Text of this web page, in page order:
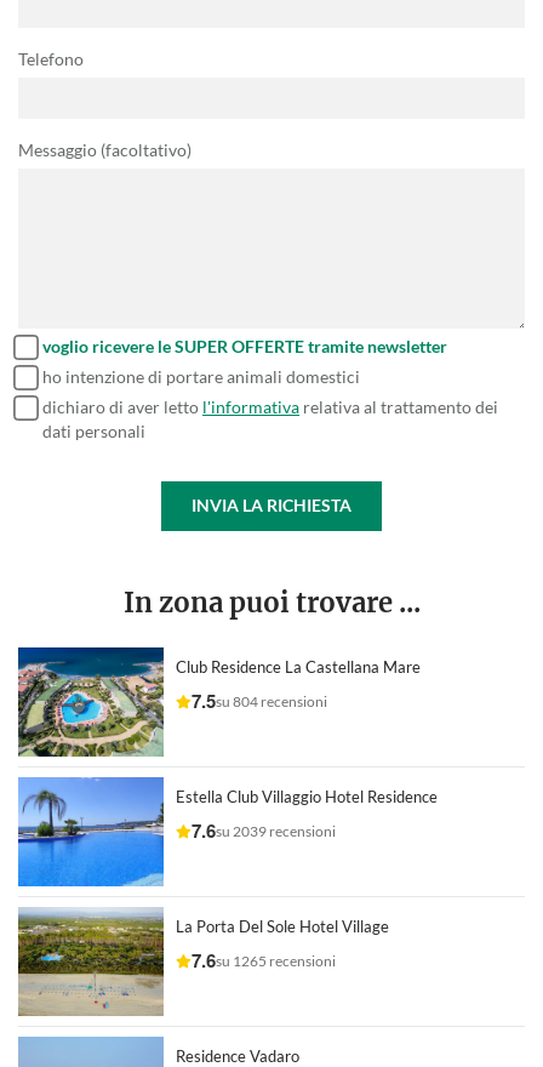
Telefono
Messaggio (facoltativo)
voglio ricevere le SUPER OFFERTE tramite newsletter
ho intenzione di portare animali domestici
dichiaro di aver letto l'informativa relativa al trattamento dei
dati personali
INVIA LA RICHIESTA
In zona puoi trovare ...
Club Residence La Castellana Mare
7.5su 804 recensioni
Estella Club Villaggio Hotel Residence
7.6su 2039 recensioni
La Porta Del Sole Hotel Village
7.6su 1265 recensioni
Residence Vadaro